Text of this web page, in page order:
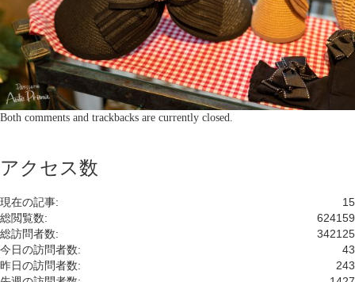
Both comments and trackbacks are currently closed.
アクセス数
15
現在の記事:
624159
総閲覧数:
342125
総訪問者数:
43
今日の訪問者数:
243
昨日の訪問者数: